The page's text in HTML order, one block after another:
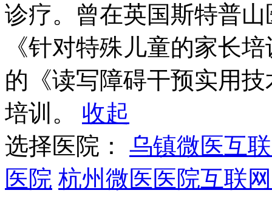
诊疗。曾在英国斯特普
《针对特殊儿童的家长
的《读写障碍干预实用
培训。
收起
选择医院： 乌镇微医互
医院 杭州微医医院互联